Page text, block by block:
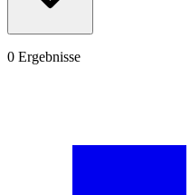
0 Ergebnisse